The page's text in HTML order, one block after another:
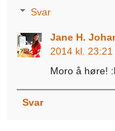
Svar
Jane H.
2014 kl. 23:21
Moro å høre!
Svar